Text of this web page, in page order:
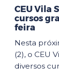
CEU Vila
cursos
feira
Nesta
(2), o CEU
diversos